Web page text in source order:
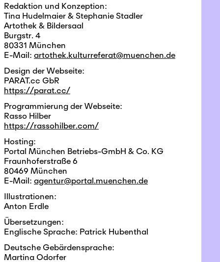
Redaktion und Konzeption:
Tina Hudelmaier & Stephanie Stadler
Artothek & Bildersaal
Burgstr. 4
80331 München
E-Mail: artothek.kulturreferat@muenchen.de
Design der Webseite:
PARAT.cc GbR
https://parat.cc/
Programmierung der Webseite:
Rasso Hilber
https://rassohilber.com/
Hosting:
Portal München Betriebs-GmbH & Co. KG
Fraunhoferstraße 6
80469 München
E-Mail: agentur@portal.muenchen.de
Illustrationen:
Anton Erdle
Übersetzungen:
Englische Sprache: Patrick Hubenthal
Deutsche Gebärdensprache:
Martina Odorfer